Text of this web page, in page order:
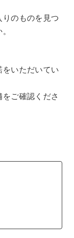
のものを見つ
いただいてい
ご確認くださ